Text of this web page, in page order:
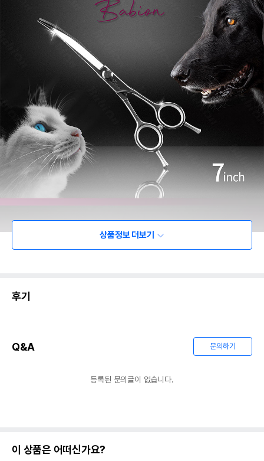
상품정보 더보기
후기
Q&A 문의하기
등록된 문의글이 없습니다.
이 상품은 어떠신가요?